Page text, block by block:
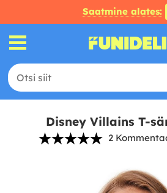
Saatmine alates:
Disney Villains T-
2